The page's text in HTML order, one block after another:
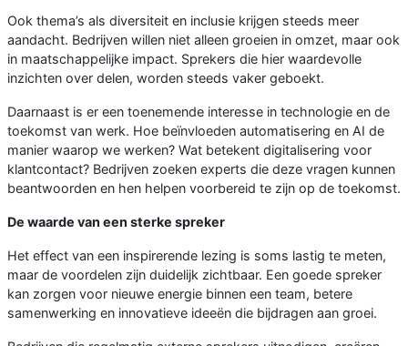
Ook thema’s als diversiteit en inclusie krijgen steeds meer
aandacht. Bedrijven willen niet alleen groeien in omzet, maar ook
in maatschappelijke impact. Sprekers die hier waardevolle
inzichten over delen, worden steeds vaker geboekt.
Daarnaast is er een toenemende interesse in technologie en de
toekomst van werk. Hoe beïnvloeden automatisering en AI de
manier waarop we werken? Wat betekent digitalisering voor
klantcontact? Bedrijven zoeken experts die deze vragen kunnen
beantwoorden en hen helpen voorbereid te zijn op de toekomst.
De waarde van een sterke spreker
Het effect van een inspirerende lezing is soms lastig te meten,
maar de voordelen zijn duidelijk zichtbaar. Een goede spreker
kan zorgen voor nieuwe energie binnen een team, betere
samenwerking en innovatieve ideeën die bijdragen aan groei.